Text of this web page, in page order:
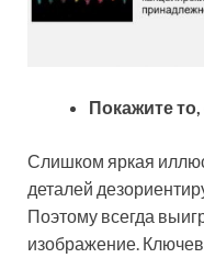
Покажите
Слишком яркая
деталей
Поэтому всегда
изображение.